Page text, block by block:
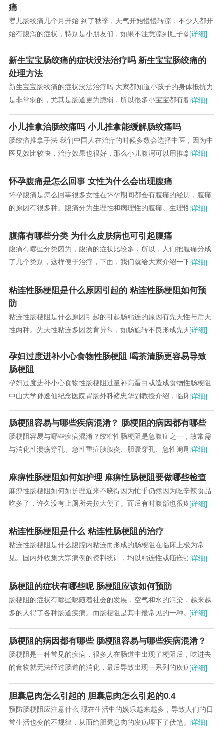
痛
婴儿肠绞痛几个月开始 到了秋季，天气开始慢慢转凉，不少人都开
始有腹泻的症状，特别是小朋友们，如果不注意凉到肚子就容易腹
泻。妈妈们一般也不想给孩子吃药，毕竟时间长...
[详细]
新生宝宝肠绞痛的症状没法治疗吗 新生宝宝肠绞痛的
处理方法
新生宝宝肠绞痛的症状没法治疗吗 大家都知道小孩子的身体抵抗力
是非常弱的，尤其是肠道更为脆弱，所以很多小宝宝都有腹泻的经
历，小儿腹泻的时候对担心的就是家长了...
[详细]
小儿推拿治肠绞痛吗 小儿推拿能缓解肠绞痛吗
肠绞痛推拿手法 我们中国人在治疗的时候多数会选择中医，因为中
医见效比较快，治疗效果也很好，那么小儿腹泻可以用推拿来治疗
[详细]
怀孕腹痛是怎么回事 女性为什么会出现腹痛
怀孕腹痛是怎么回事很多女性在怀孕期间都会有腹痛的经历，腹痛
的原因有很多种。腹痛分为生理性和病理性的腹痛。生理性的腹痛
[详细]
腹痛有哪些分类 为什么皮肤病也可引起腹痛
腹痛有哪些分类因为，腹痛的症状比较多，所以，人们把腹痛分成
了几个类别，这样便于治疗，下面，我们就给大家介绍一下腹痛的
[详细]
粘连性肠梗阻是什么原因引起的 粘连性肠梗阻如何预
防
粘连性肠梗阻是什么原因引起的引起肠粘连的原因有先天性与后天
性两种。先天性粘连多因发育异常，如肠旋转不良形成先天性纤维
束带或胎粪性腹膜炎所致。...
[详细]
孕妇过度进补小心食物性肠梗阻 喝茶清肠更容易导致
肠梗阻
孕妇过度进补小心食物性肠梗阻过量补高蛋白或造成食物性肠梗阻
中山大学孙逸仙纪念医院胃肠外科褚忠华副教授介绍，临床中发
现，妊娠16～20周、32～36周或产后...
[详细]
肠梗阻容易与哪些疾病混淆？ 肠梗阻的病因都有哪些
肠梗阻容易与哪些疾病混淆？绞窄性肠梗阻是急腹症之一，故常需
与消化性溃疡穿孔、急性重症胰腺炎、胆囊穿孔、急性阑尾炎或阑
[详细]
麻痹性肠梗阻如何如护理 麻痹性肠梗阻要做哪些检查
麻痹性肠梗阻如何如护理近来不晓得因为忙乎仍然因为吃辛辣食品
吃多了，许久没有上厕所去拉大便了。而后有时腹部也很疼痛。我
[详细]
粘连性肠梗阻是什么 粘连性肠梗阻的治疗
粘连性肠梗阻是什么腹腔内粘连而形成的肠梗阻在临床上极为常
见。国内外收集大宗病例的资料统计，均以粘连性或疝嵌顿为最
[详细]
肠梗阻的症状有哪些呢 肠梗阻应该如何预防
肠梗阻的症状有哪些呢随着社会的发展，空气和水的污染，越来越
多的人得了各种肠道疾病。而肠梗阻是其中最常见的一种。肠梗阻
[详细]
肠梗阻的病因都有哪些 肠梗阻容易与哪些疾病混淆？
肠梗阻是一种常见的疾病，很多人在肠道中出现了梗阻后，吃进去
的食物就无法经过肠道的消化，最后导致出现一系列的疾病。很多
[详细]
胆囊息肉怎么引起的 胆囊息肉怎么引起的0.4
预防肠梗阻应注意什么 现在生活中的娱乐越来越多，导致人们的日
常生活也变的不规律，从而给胆囊息肉的发病埋下了伏笔。胆囊息
[详细]